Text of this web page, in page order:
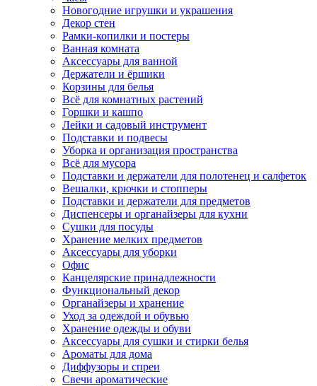
Новогодние игрушки и украшения
Декор стен
Рамки-копилки и постеры
Ванная комната
Аксессуары для ванной
Держатели и ёршики
Корзины для белья
Всё для комнатных растений
Горшки и кашпо
Лейки и садовый инструмент
Подставки и подвесы
Уборка и организация пространства
Всё для мусора
Подставки и держатели для полотенец и салфеток
Вешалки, крючки и стопперы
Подставки и держатели для предметов
Диспенсеры и органайзеры для кухни
Сушки для посуды
Хранение мелких предметов
Аксессуары для уборки
Офис
Канцелярские принадлежности
Функциональный декор
Органайзеры и хранение
Уход за одеждой и обувью
Хранение одежды и обуви
Аксессуары для сушки и стирки белья
Ароматы для дома
Диффузоры и спреи
Свечи ароматические